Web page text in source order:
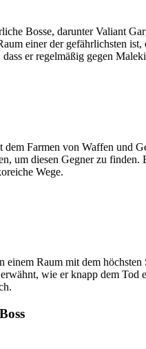
Bosse, darunter Valiant
einer der gefährlichsten
er regelmäßig gegen
Farmen von Waffen und
um diesen Gegner zu
Wege.
einem Raum mit dem
wie er knapp dem